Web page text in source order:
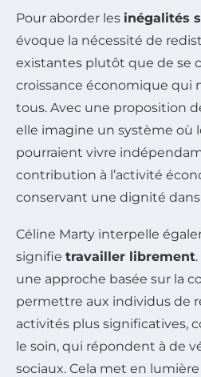
Pour aborder les inégalités
évoque la nécessité de
existantes plutôt que de se
croissance économique qui
tous. Avec une proposition
elle imagine un système où
pourraient vivre
contribution à l’activité
conservant une dignité
Céline Marty interpelle
signifie travailler librement
une approche basée sur la
permettre aux individus de
activités plus significatives,
le soin, qui répondent à de
sociaux. Cela met en lumière